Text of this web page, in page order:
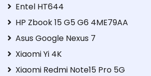
Entel HT644
HP Zbook 15 G5 G6 4ME79AA
Asus Google Nexus 7
Xiaomi Yi 4K
Xiaomi Redmi Note15 Pro 5G